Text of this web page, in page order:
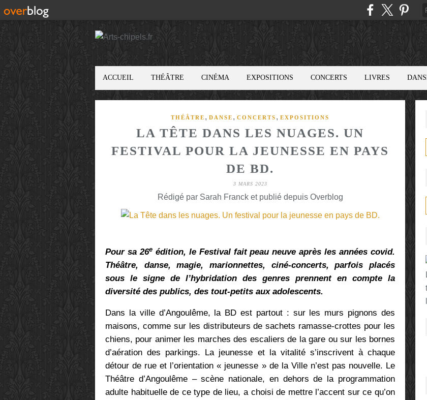
ACCUEIL THÉÂTRE CINÉMA EXPOSITIONS CONCERTS LIVRES
THÉÂTRE , DANSE , CONCERTS , EXPOSITIONS
LA TÊTE DANS LES NUAGES. UN
FESTIVAL POUR LA JEUNESSE EN PAYS
DE BD.
3 MARS 2023
Rédigé par Sarah Franck et publié depuis Overblog
Pour sa 26eédition, le Festival fait peau neuve après les années covid.
Théâtre, danse, magie, marionnettes, ciné-concerts, parfois placés
sous le signe de l’hybridation des genres prennent en compte la
diversité des publics, des tout-petits aux adolescents.
Dans la ville d’Angoulême, la BD est partout : sur les murs pignons des
maisons, comme sur les distributeurs de sachets ramasse-crottes pour les
chiens, pour animer les marches des escaliers de la gare ou sur les bornes
d’aération des parkings. La jeunesse et la vitalité s’inscrivent à chaque
détour de rue et l’orientation « jeunesse » de la Ville n’est pas nouvelle. Le
Théâtre d’Angoulême – scène nationale, en dehors de la programmation
adulte habituelle de ce type de lieu, a choisi de mettre l’accent sur ce qu’on